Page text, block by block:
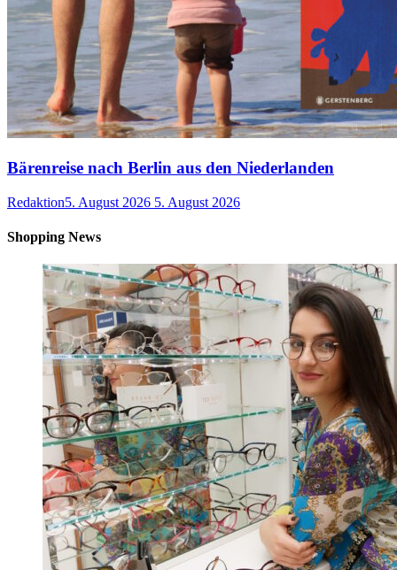
Bärenreise nach Berlin aus den Niederlanden
Redaktion5. August 2026 5. August 2026
Shopping News